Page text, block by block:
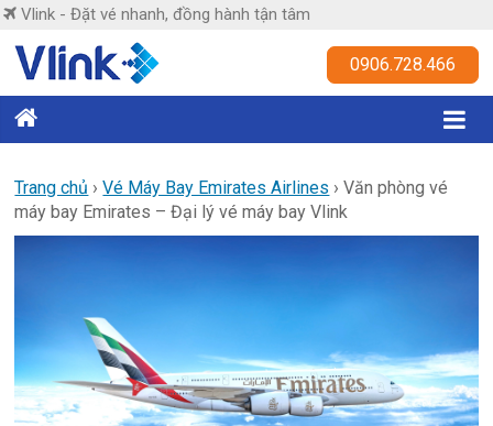
Skip
content
Vlink - Đặt vé nhanh, đồng hành tận tâm
Vlink
nhanh,
đồng
hành
0906.728.466
Trang chủ ›Vé Máy Bay Emirates Airlines ›Văn phòng vé
máy bay Emirates – Đại lý vé máy bay Vlink